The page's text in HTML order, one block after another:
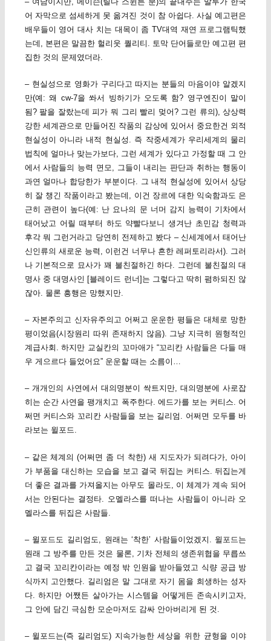
어 자막으로 섬세하게 못 옮겨진 것이 참 아쉽다. 사실 예고편은
배우들이 영어 대사 치는 대목이 좀 TV대역 재연 프로그램틱했
는데, 본편은 말끔한 헐리웃 퀄리티. 토막 단어들로만 예고편 편
집한 것의 문제였더라.
– 현실성으로 영화가 구리다고 따지는 분들의 마음이야 알겠지
만(예: 왜 cw-7을 쏴서 빙하기가 오도록 함? 영구엔진이 말이
됨? 팔을 잘랐는데 피가 뭐 그리 빨리 멎어? 그런 류의), 상상력
강한 세계관으로 만들어진 작품의 감상에 있어서 중요한건 외적
현실성이 아니라 내적 현실성. 즉 작중세계가 우리세계의 물리
법칙에 얼마나 맞는가보다, 그런 세계가 있다고 가정할 때 그 안
에서 사람들의 능력 면모, 그들이 내리는 판단과 취하는 행동이
과연 얼마나 합당한가 부분이다. 그 내적 현실성에 있어서 상당
히 잘 챙긴 작품이라고 봤는데, 이건 장르에 대한 익숙함과도 은
근히 관련이 높다(예: 난 요나의 문 너머 감지 능력이 기차에서
태어났고 어릴 때부터 하도 약빨다보니 생겨난 초민감 청력과
후각 뭐 그런거라고 당연히 전제하고 봤다 – 신세계에서 태어난
신인류의 새로운 능력, 이런건 너무나 흔한 레퍼토리라서). 그러
나 기본적으로 묘사가 꽤 불친절하긴 하다. 그런데 불친절의 대
명사 중 대명사인 [블레이드 런너]는 그렇다고 딱히 폄하되진 않
잖아. 물론 흥행은 망했지만.
– 자본주의고 신자유주의고 어쩌고 운운한 평들은 대체로 망한
평이었음(시장원리 따위 존재하지 않음). 그냥 지극히 원형적인
계급사회. 하지만 교실칸의 꼬마애가 “꼬리칸 사람들은 다들 매
우 게으르다 들었어요” 운운할 때는 소름이…
– 개개인의 사연에서 대의명분이 싹트지만, 대의명분에 사로잡
히는 순간 사연을 팽개치고 폭주한다. 에드가를 보는 커티스. 어
쩌면 커티스와 꼬리칸 사람들을 보는 길리엄. 어쩌면 모두를 바
라보는 윌포드.
– 같은 체계의 (어쩌면 좀 더 착한) 새 지도자가 되려다가, 아이
가 부품을 대신하는 모습을 보고 결국 뒤집는 커티스. 뒤집는게
더 좋은 결과를 가져올지는 아무도 몰라도, 이 체계가 계속 되어
서는 안된다는 결정타. 오멜라스를 떠나는 사람들이 아니라 오
멜라스를 뒤집은 사람들.
– 윌포드도 길리엄도, 원래는 ‘착한’ 사람들이었겠지. 윌포드는
원래 그 방주를 만든 것은 물론, 기차 전체의 생존위협을 무릅쓰
고 결국 꼬리칸이라는 예정 밖 인원을 받아들였고 식량 공급 방
식까지 고안했다. 길리엄은 말 그대로 자기 몸을 희생하는 성자
다. 하지만 어쨌든 살아가는 시스템을 어떻게든 존속시키고자,
그 안에 담긴 극심한 모순마저도 감싸 안아버리게 된 것.
– 윌포드는(즉 길리엄도) 지속가능한 세상을 위한 균형을 이야